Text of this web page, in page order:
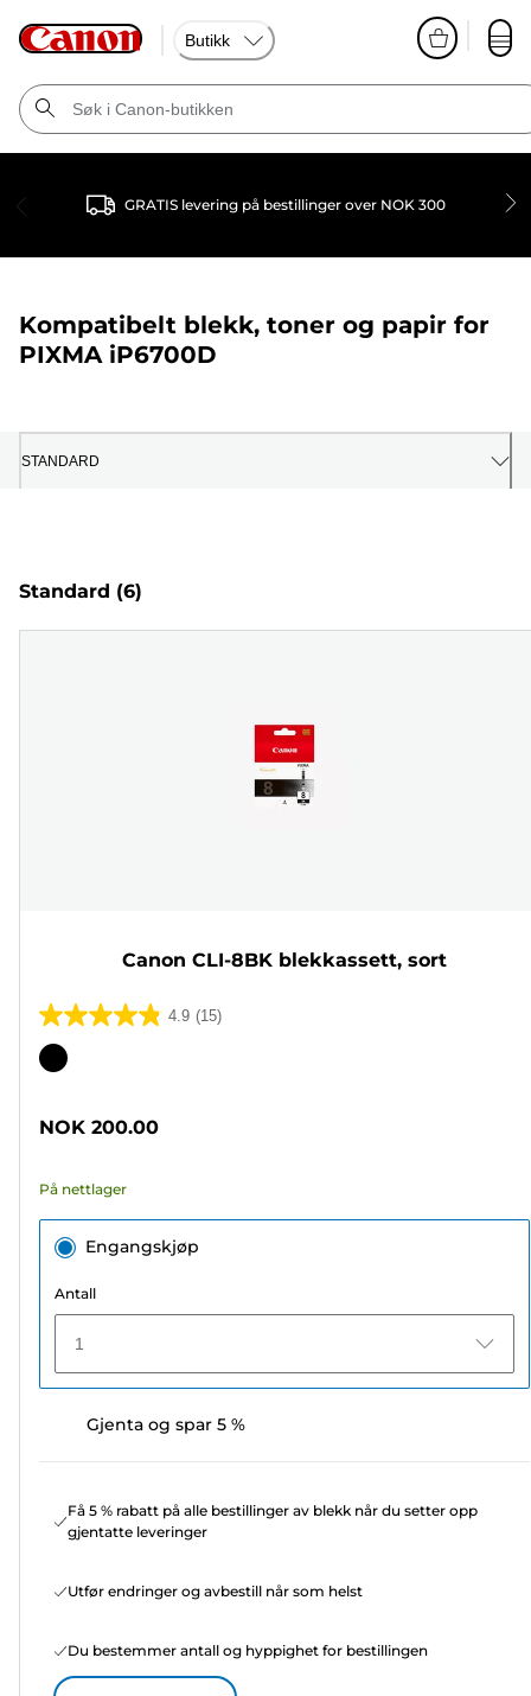
Butikk
GRATIS levering på bestillinger over NOK 300
Kompatibelt blekk, toner og papir for
PIXMA iP6700D
STANDARD
Standard (6)
Canon CLI-8BK blekkassett, sort
4.9 (15)
4.9
av
Fargekassett
NOK 200.00
På nettlager
Engangskjøp
Antall
1
Gjenta og spar 5 %
Få 5 % rabatt på alle bestillinger av blekk når du setter opp
gjentatte leveringer
Utfør endringer og avbestill når som helst
Du bestemmer antall og hyppighet for bestillingen